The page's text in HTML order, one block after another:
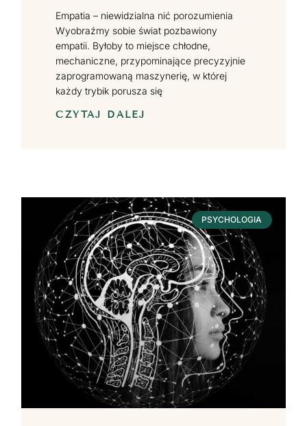
Empatia – niewidzialna nić porozumienia
Wyobraźmy sobie świat pozbawiony
empatii. Byłoby to miejsce chłodne,
mechaniczne, przypominające precyzyjnie
zaprogramowaną maszynerię, w której
każdy trybik porusza się
CZYTAJ DALEJ
PSYCHOLOGIA